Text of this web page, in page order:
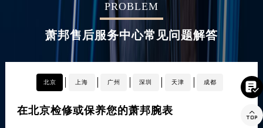
PROBLEM
萧邦售后服务中心常见问题解答
北京 上海 广州 深圳 天津 成都
在北京检修或保养您的萧邦腕表 在

